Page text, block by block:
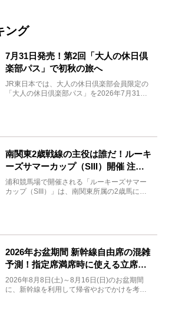
ング
7月31日発売！第2回「大人の休日倶
楽部パス」で初秋の旅へ
JR東日本では、大人の休日倶楽部会員限定の
「大人の休日倶楽部パス」を2026年7月31日
南関東2歳戦線の主役は誰だ！ルーキ
ーズサマーカップ（SIII）開催 注目
馬と見どころをチェック
浦和競馬場で開催される「ルーキーズサマー
カップ（SIII）」は、南関東所属の2歳馬によ
2026年お盆期間 新幹線自由席の混雑
予測！指定席満席時に使える立席特
急券も解説
2026年8月8日(土)～8月16日(日)のお盆期間
に、新幹線を利用して帰省やおでかけを考え